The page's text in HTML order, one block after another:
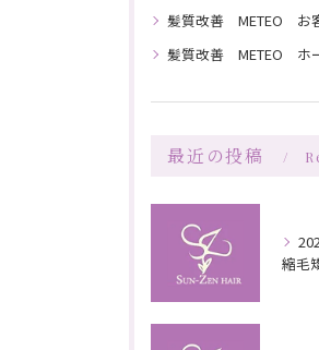
髪質改善 METEO お客様との二人三
髪質改善 METEO ホ
最近の投稿